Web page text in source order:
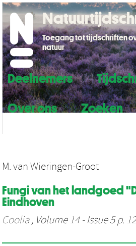
Deelnemers
Over ons
Zoeken
Toegang tot tijdschriften
natuur
M. van Wieringen-Groot
Fungi van het landgoed
Eindhoven
Coolia, Volume 14 - Issue 5 p.